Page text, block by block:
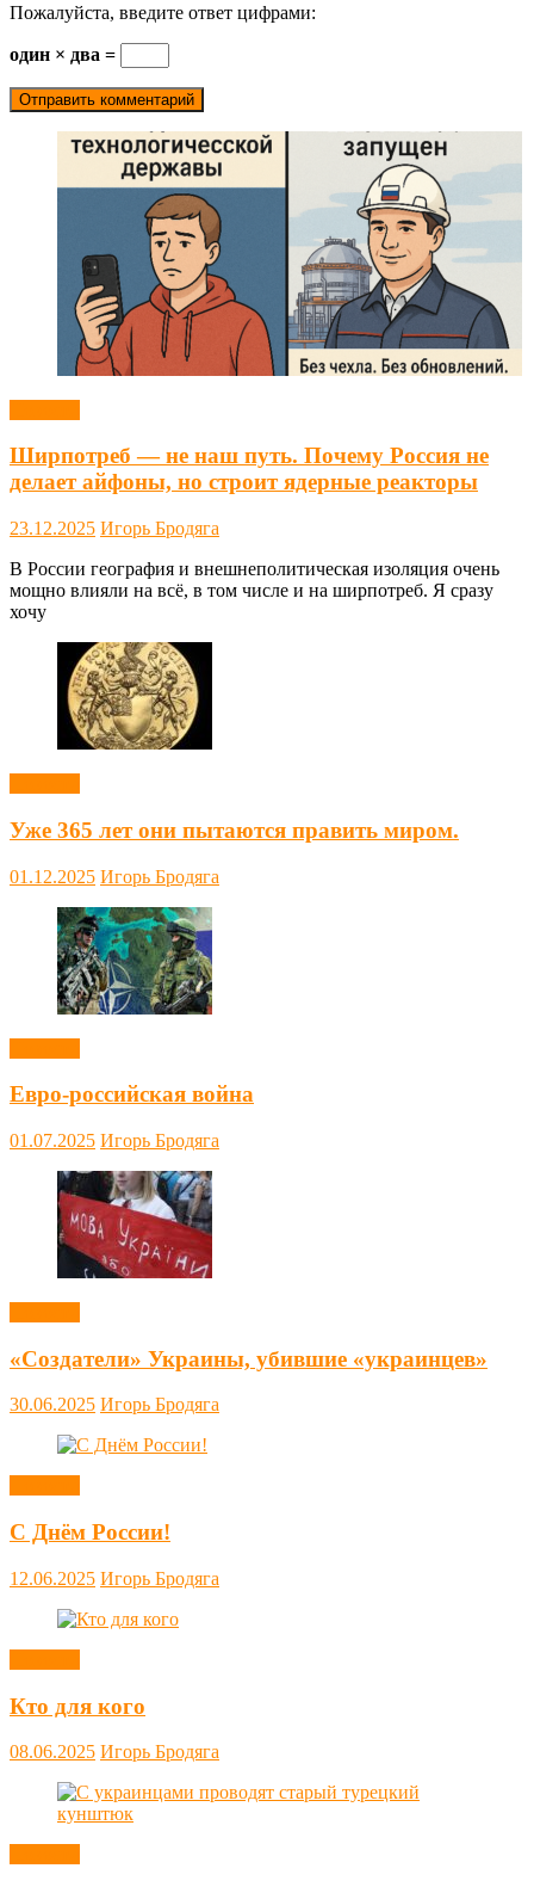
Пожалуйста, введите ответ цифрами:
один × два =
Ширпотреб — не наш путь. Почему Россия не
делает айфоны, но строит ядерные реакторы
23.12.2025 Игорь Бродяга
В России география и внешнеполитическая изоляция очень
мощно влияли на всё, в том числе и на ширпотреб. Я сразу
хочу
Уже 365 лет они пытаются править миром.
01.12.2025 Игорь Бродяга
Евро-российская война
01.07.2025 Игорь Бродяга
«Создатели» Украины, убившие «украинцев»
30.06.2025 Игорь Бродяга
С Днём России!
12.06.2025 Игорь Бродяга
Кто для кого
08.06.2025 Игорь Бродяга